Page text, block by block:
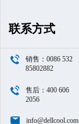
联系方式
销售：0086 532
85802882
售后：400 606
2056
info@dellcool.com